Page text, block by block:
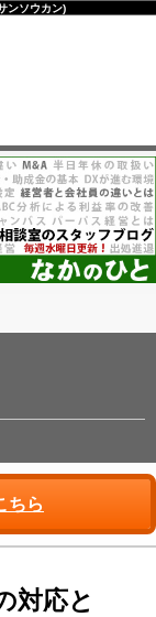
ンソウカン)
ちら
対応と